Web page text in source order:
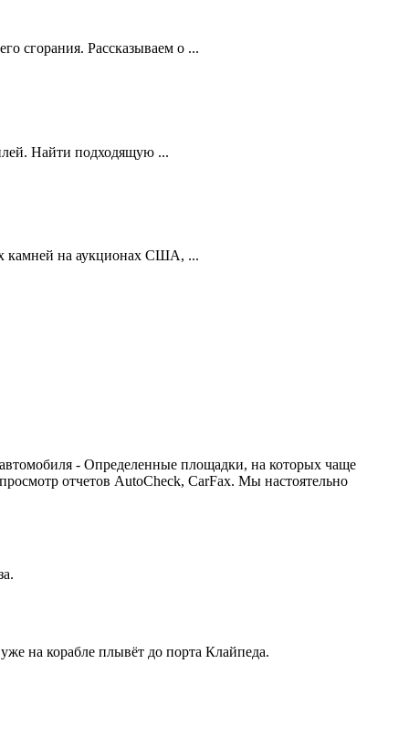
сгорания. Рассказываем о ...
Найти подходящую ...
камней на аукционах США, ...
- Определенные площадки, на которых чаще
отчетов AutoCheck, CarFax. Мы настоятельно
на корабле плывёт до порта Клайпеда.